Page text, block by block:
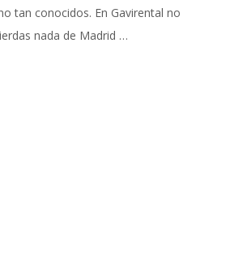
tan conocidos. En Gavirental no
nada de Madrid …